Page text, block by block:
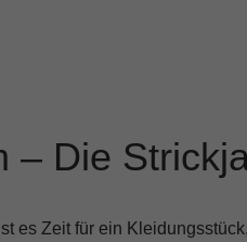
Die
es Zeit für ein